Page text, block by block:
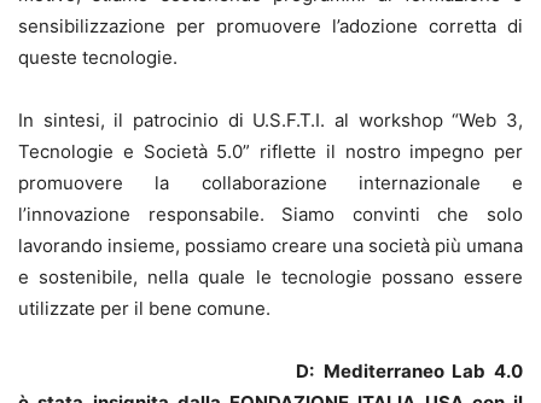
sensibilizzazione per promuovere l’adozione corretta di
queste tecnologie.
In sintesi, il patrocinio di U.S.F.T.I. al workshop “Web 3,
Tecnologie e Società 5.0” riflette il nostro impegno per
promuovere la collaborazione internazionale e
l’innovazione responsabile. Siamo convinti che solo
lavorando insieme, possiamo creare una società più umana
e sostenibile, nella quale le tecnologie possano essere
utilizzate per il bene comune.
D: Mediterraneo Lab 4.0